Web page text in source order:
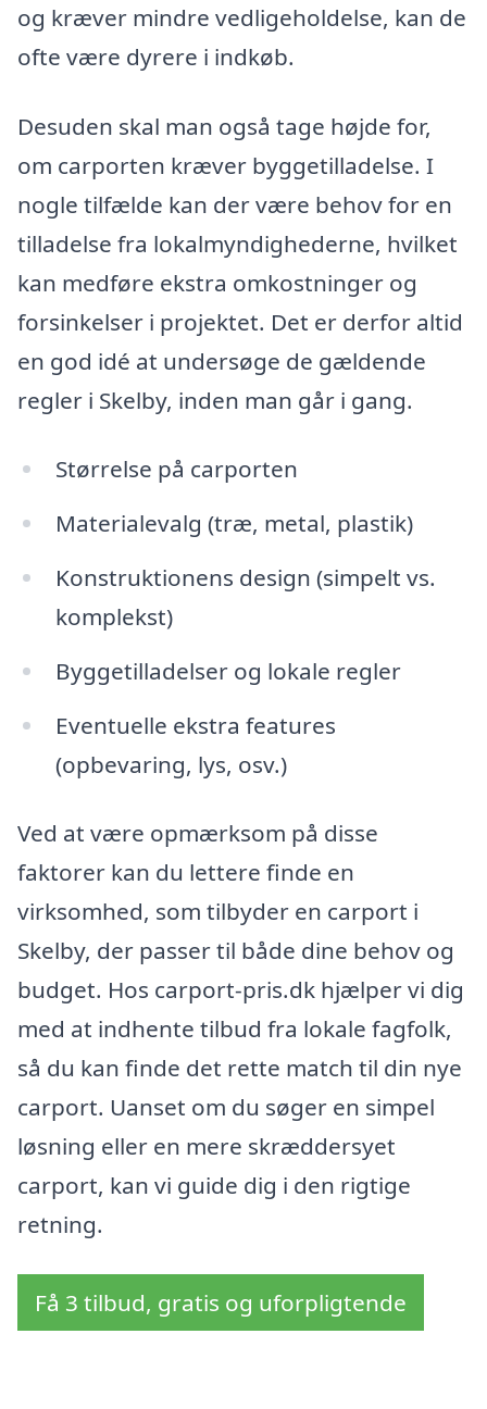
og kræver mindre vedligeholdelse, kan de
ofte være dyrere i indkøb.
Desuden skal man også tage højde for,
om carporten kræver byggetilladelse. I
nogle tilfælde kan der være behov for en
tilladelse fra lokalmyndighederne, hvilket
kan medføre ekstra omkostninger og
forsinkelser i projektet. Det er derfor altid
en god idé at undersøge de gældende
regler i Skelby, inden man går i gang.
Størrelse på carporten
Materialevalg (træ, metal, plastik)
Konstruktionens design (simpelt vs.
komplekst)
Byggetilladelser og lokale regler
Eventuelle ekstra features
(opbevaring, lys, osv.)
Ved at være opmærksom på disse
faktorer kan du lettere finde en
virksomhed, som tilbyder en carport i
Skelby, der passer til både dine behov og
budget. Hos carport-pris.dk hjælper vi dig
med at indhente tilbud fra lokale fagfolk,
så du kan finde det rette match til din nye
carport. Uanset om du søger en simpel
løsning eller en mere skræddersyet
carport, kan vi guide dig i den rigtige
retning.
Få 3 tilbud, gratis og uforpligtende